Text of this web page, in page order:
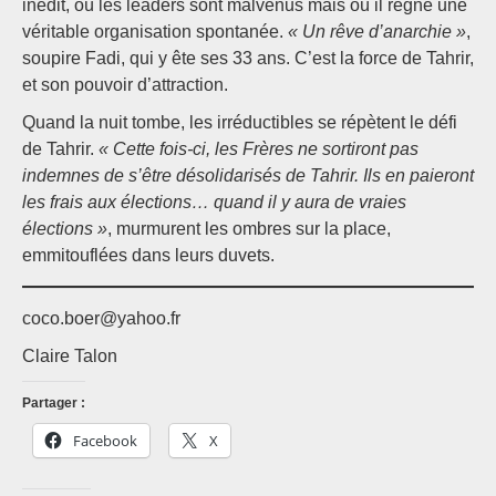
inédit, où les leaders sont malvenus mais où il règne une
véritable organisation spontanée. « Un rêve d’anarchie »,
soupire Fadi, qui y ête ses 33 ans. C’est la force de Tahrir,
et son pouvoir d’attraction.
Quand la nuit tombe, les irréductibles se répètent le défi
de Tahrir. « Cette fois-ci, les Frères ne sortiront pas
indemnes de s’être désolidarisés de Tahrir. Ils en paieront
les frais aux élections… quand il y aura de vraies
élections », murmurent les ombres sur la place,
emmitouflées dans leurs duvets.
coco.boer@yahoo.fr
Claire Talon
Partager :
Facebook X